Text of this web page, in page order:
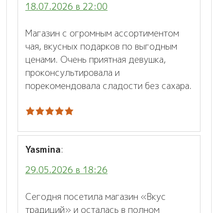
18.07.2026 в 22:00
Магазин с огромным ассортиментом
чая, вкусных подарков по выгодным
ценами. Очень приятная девушка,
проконсультировала и
порекомендовала сладости без сахара.
Yasmina:
29.05.2026 в 18:26
Сегодня посетила магазин «Вкус
традиций» и осталась в полном